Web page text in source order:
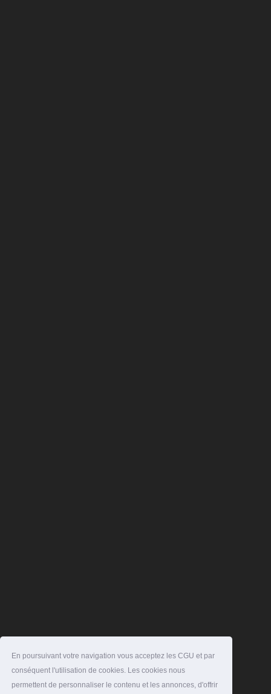
En poursuivant votre navigation vous acceptez les CGU et par
conséquent l'utilisation de cookies. Les cookies nous
permettent de personnaliser le contenu et les annonces, d'offrir